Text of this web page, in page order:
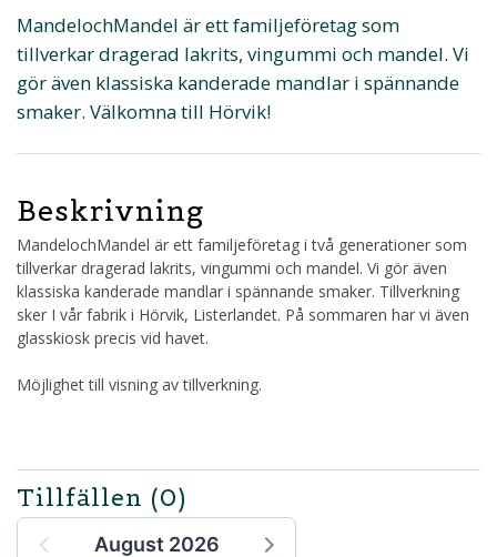
MandelochMandel är ett familjeföretag som
tillverkar dragerad lakrits, vingummi och mandel. Vi
gör även klassiska kanderade mandlar i spännande
smaker. Välkomna till Hörvik!
Beskrivning
MandelochMandel är ett familjeföretag i två generationer som
tillverkar dragerad lakrits, vingummi och mandel. Vi gör även
klassiska kanderade mandlar i spännande smaker. Tillverkning
sker I vår fabrik i Hörvik, Listerlandet. På sommaren har vi även
glasskiosk precis vid havet.
Möjlighet till visning av tillverkning.
Tillfällen (0)
August 2026